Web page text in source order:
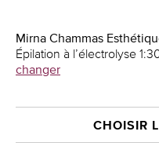
Mirna Chammas
Épilation à l’électrolyse
changer
CHOISIR